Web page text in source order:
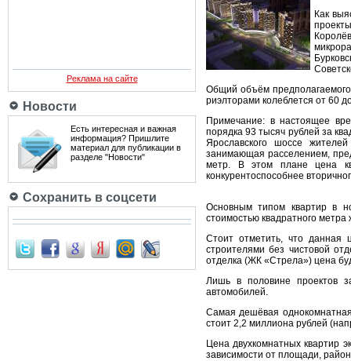
Реклама на сайте
Новости
Есть интересная и важная
информация? Пришлите
материал для публикации в
разделе "Новости"
Сохранить в соцсети
Как
Общий объём предполагаемого
риэлторами колеблется от 60
Примечание: в настоящее
порядка 93 тысяч рублей за
Ярославского шоссе
занимающая расселением,
метр. В этом плане цена
конкурентоспособнее
Основным типом квартир в
стоимостью квадратного
Стоит отметить, что данная
строителями без чистовой
отделка (ЖК «Стрела») цена
Лишь в половине проектов
автомобилей.
Самая дешёвая
стоит 2,2 миллиона рублей
Цена двухкомнатных квартир
зависимости от площади,